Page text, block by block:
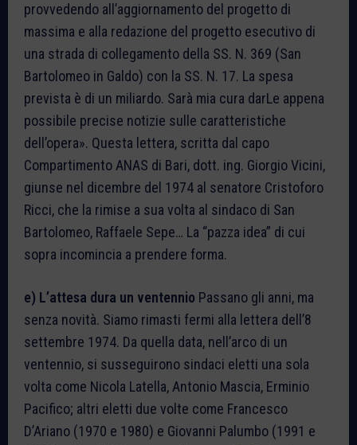
provvedendo all’aggiornamento del progetto di
massima e alla redazione del progetto esecutivo di
una strada di collegamento della SS. N. 369 (San
Bartolomeo in Galdo) con la SS. N. 17. La spesa
prevista è di un miliardo. Sarà mia cura darLe appena
possibile precise notizie sulle caratteristiche
dell’opera». Questa lettera, scritta dal capo
Compartimento ANAS di Bari, dott. ing. Giorgio Vicini,
giunse nel dicembre del 1974 al senatore Cristoforo
Ricci, che la rimise a sua volta al sindaco di San
Bartolomeo, Raffaele Sepe… La “pazza idea” di cui
sopra incomincia a prendere forma.
e) L’attesa dura un ventennio Passano gli anni, ma
senza novità. Siamo rimasti fermi alla lettera dell’8
settembre 1974. Da quella data, nell’arco di un
ventennio, si susseguirono sindaci eletti una sola
volta come Nicola Latella, Antonio Mascia, Erminio
Pacifico; altri eletti due volte come Francesco
D’Ariano (1970 e 1980) e Giovanni Palumbo (1991 e